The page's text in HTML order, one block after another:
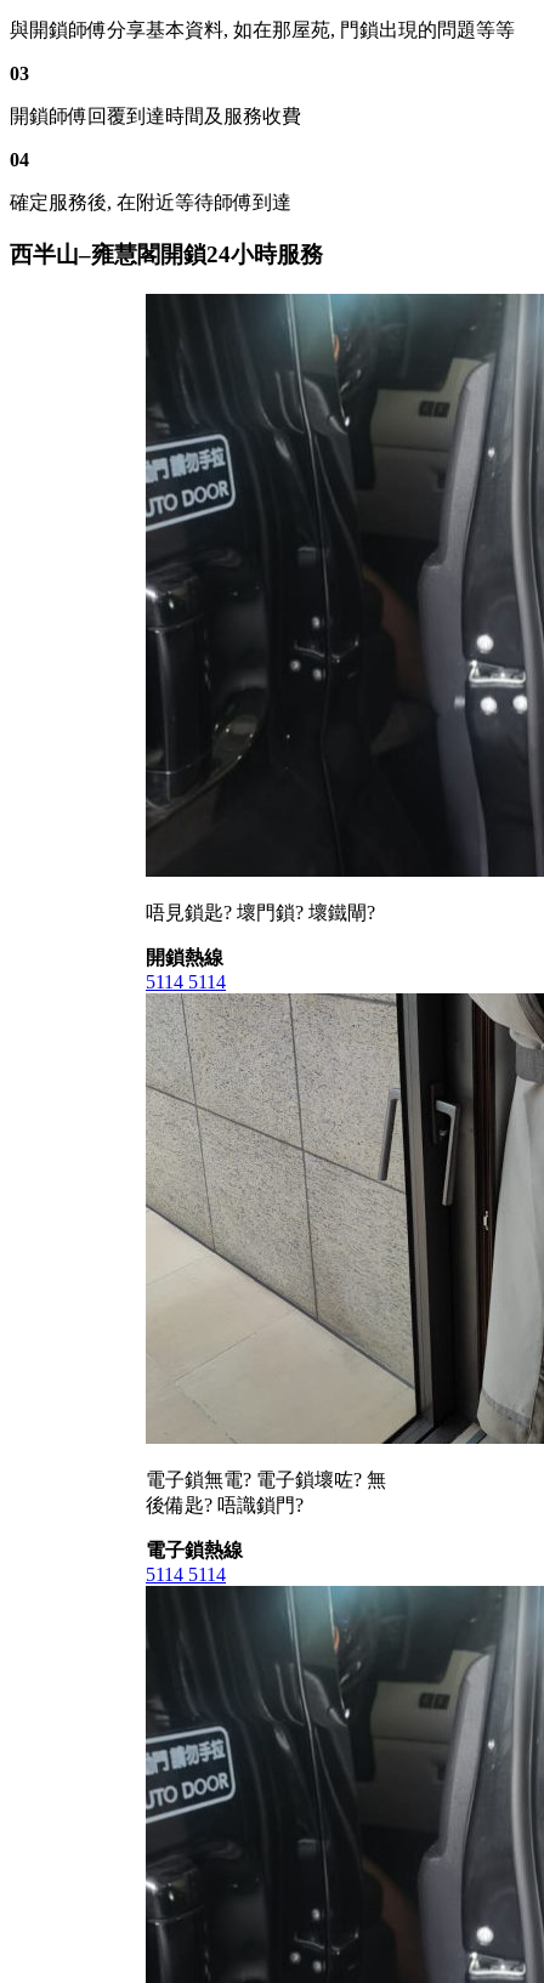
與開鎖師傅分享基本資料, 如在那屋苑, 門鎖出現的問題等等
03
開鎖師傅回覆到達時間及服務收費
04
確定服務後, 在附近等待師傅到達
西半山–雍慧閣開鎖24小時服務
唔見鎖匙? 壞門鎖? 壞鐵閘?
開鎖熱線
5114 5114
電子鎖無電? 電子鎖壞咗? 無
後備匙? 唔識鎖門?
電子鎖熱線
5114 5114